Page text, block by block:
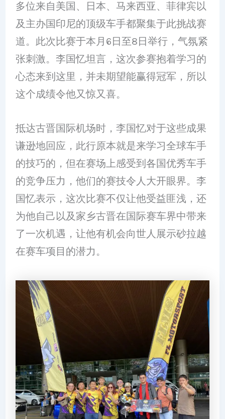
多位来自美国、日本、马来西亚、菲律宾以
及主办国印尼的顶级车手都聚集于此挑战赛
道。此次比赛于本月6日至8日举行，气氛紧
张刺激。李国忆坦言，这次参赛抱着学习的
心态来到这里，并未期望能赢得冠军，所以
这个成绩令他又惊又喜。
抵达古晋国际机场时，李国忆对于这些成果
谦逊地回应，此行原本就是来学习全球车手
的技巧的，但在赛场上感受到各国优秀车手
的竞争压力，他们的赛技令人大开眼界。李
国忆表示，这次比赛不仅让他受益匪浅，还
为他自己以及家乡古晋在国际赛车界中带来
了一次机遇，让他有机会向世人展示砂拉越
在赛车项目的潜力。